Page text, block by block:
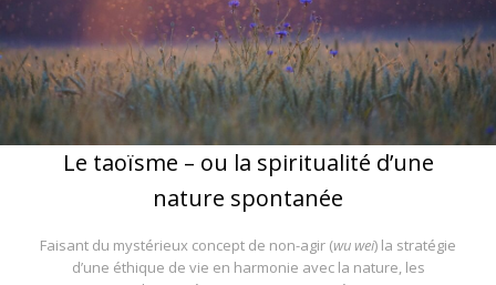
Le taoïsme – ou la spiritualité d’une
nature spontanée
Faisant du mystérieux concept de non-agir (wu wei) la stratégie
d’une éthique de vie en harmonie avec la nature, les